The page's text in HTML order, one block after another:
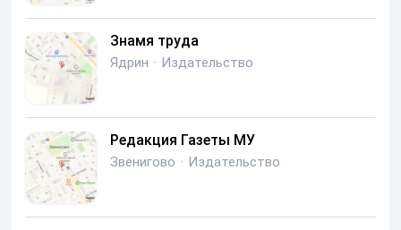
Знамя труда
Ядрин · Издательство
Редакция Газеты МУ
Звенигово · Издательство